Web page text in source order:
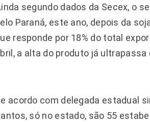
segundo dados da Secex, o
Paraná, este ano, depois da
responde por 18% do total
a alta do produto já ultrapassa
acordo com delegada estadual
só no estado, são 55